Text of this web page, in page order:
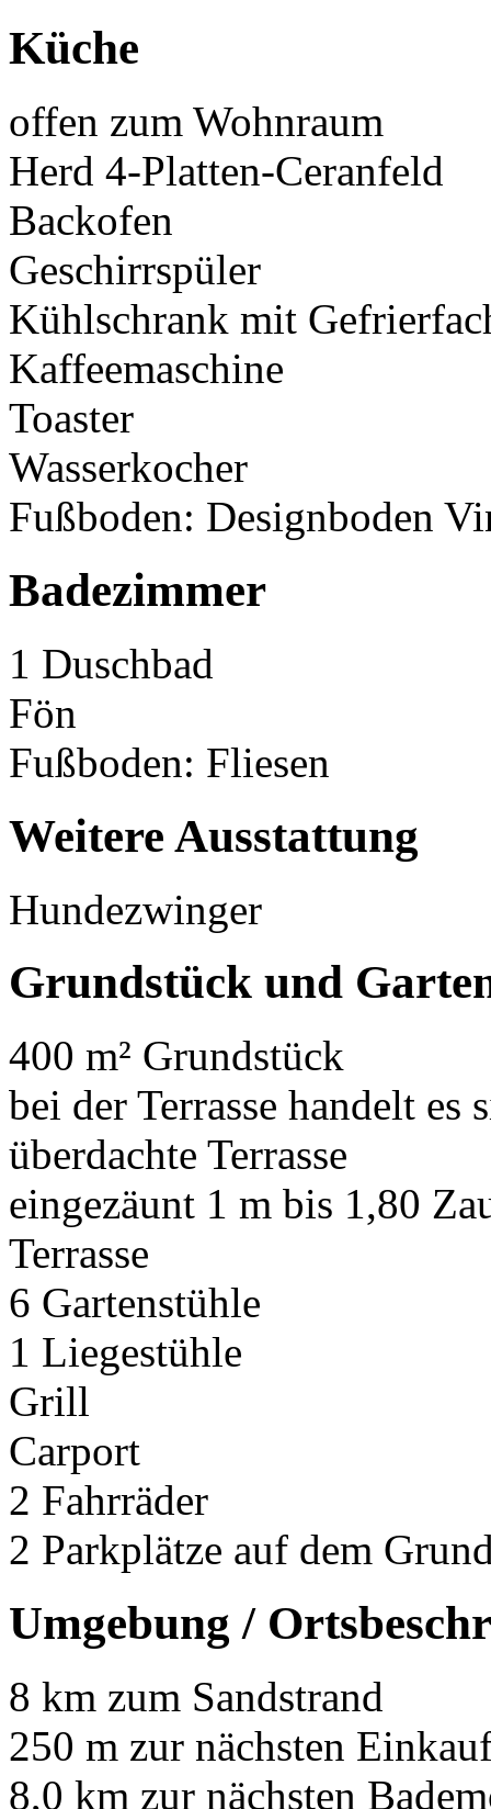
Küche
offen zum Wohnraum
Herd 4-Platten-Ceranfeld
Backofen
Geschirrspüler
Kühlschrank mit
Kaffeemaschine
Toaster
Wasserkocher
Fußboden: Designboden
Badezimmer
1 Duschbad
Fön
Fußboden: Fliesen
Weitere Ausstattung
Hundezwinger
Grundstück und
400 m² Grundstück
bei der Terrasse handelt
überdachte Terrasse
eingezäunt 1 m bis 1,80
Terrasse
6 Gartenstühle
1 Liegestühle
Grill
Carport
2 Fahrräder
2 Parkplätze auf dem
Umgebung /
8 km zum Sandstrand
250 m zur nächsten
8,0 km zur nächsten